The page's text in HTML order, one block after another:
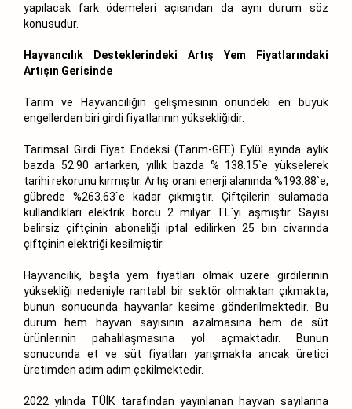
yapılacak fark ödemeleri açısından da aynı durum söz
konusudur.
Hayvancılık Desteklerindeki Artış Yem Fiyatlarındaki
Artışın Gerisinde
Tarım ve Hayvancılığın gelişmesinin önündeki en büyük
engellerden biri girdi fiyatlarının yüksekliğidir.
Tarımsal Girdi Fiyat Endeksi (Tarım-GFE) Eylül ayında aylık
bazda 52.90 artarken, yıllık bazda % 138.15`e yükselerek
tarihi rekorunu kırmıştır. Artış oranı enerji alanında %193.88`e,
gübrede %263.63`e kadar çıkmıştır. Çiftçilerin sulamada
kullandıkları elektrik borcu 2 milyar TL`yi aşmıştır. Sayısı
belirsiz çiftçinin aboneliği iptal edilirken 25 bin civarında
çiftçinin elektriği kesilmiştir.
Hayvancılık, başta yem fiyatları olmak üzere girdilerinin
yüksekliği nedeniyle rantabl bir sektör olmaktan çıkmakta,
bunun sonucunda hayvanlar kesime gönderilmektedir. Bu
durum hem hayvan sayısının azalmasına hem de süt
ürünlerinin pahalılaşmasına yol açmaktadır. Bunun
sonucunda et ve süt fiyatları yarışmakta ancak üretici
üretimden adım adım çekilmektedir.
2022 yılında TÜİK tarafından yayınlanan hayvan sayılarına